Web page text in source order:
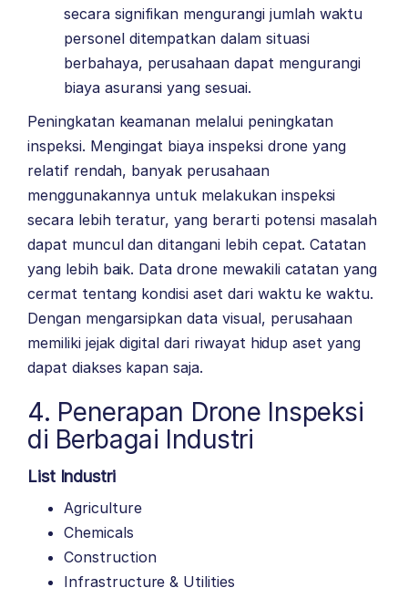
secara signifikan mengurangi jumlah waktu
personel ditempatkan dalam situasi
berbahaya, perusahaan dapat mengurangi
biaya asuransi yang sesuai.
Peningkatan keamanan melalui peningkatan
inspeksi. Mengingat biaya inspeksi drone yang
relatif rendah, banyak perusahaan
menggunakannya untuk melakukan inspeksi
secara lebih teratur, yang berarti potensi masalah
dapat muncul dan ditangani lebih cepat. Catatan
yang lebih baik. Data drone mewakili catatan yang
cermat tentang kondisi aset dari waktu ke waktu.
Dengan mengarsipkan data visual, perusahaan
memiliki jejak digital dari riwayat hidup aset yang
dapat diakses kapan saja.
4. Penerapan Drone Inspeksi
di Berbagai Industri
List Industri
Agriculture
Chemicals
Construction
Infrastructure & Utilities